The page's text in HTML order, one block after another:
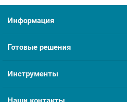
Информация
Готовые решения
Инструменты